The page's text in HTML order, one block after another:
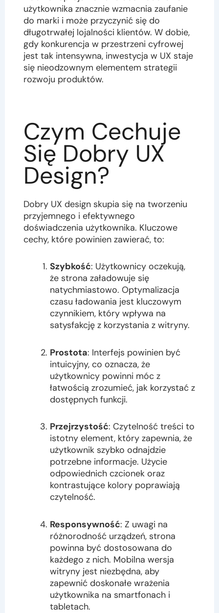
użytkownika znacznie wzmacnia zaufanie
do marki i może przyczynić się do
długotrwałej lojalności klientów. W dobie,
gdy konkurencja w przestrzeni cyfrowej
jest tak intensywna, inwestycja w UX staje
się nieodzownym elementem strategii
rozwoju produktów.
Czym Cechuje
Się Dobry UX
Design?
Dobry UX design skupia się na tworzeniu
przyjemnego i efektywnego
doświadczenia użytkownika. Kluczowe
cechy, które powinien zawierać, to:
Szybkość: Użytkownicy oczekują,
że strona załadowuje się
natychmiastowo. Optymalizacja
czasu ładowania jest kluczowym
czynnikiem, który wpływa na
satysfakcję z korzystania z witryny.
Prostota: Interfejs powinien być
intuicyjny, co oznacza, że
użytkownicy powinni móc z
łatwością zrozumieć, jak korzystać z
dostępnych funkcji.
Przejrzystość: Czytelność treści to
istotny element, który zapewnia, że
użytkownik szybko odnajdzie
potrzebne informacje. Użycie
odpowiednich czcionek oraz
kontrastujące kolory poprawiają
czytelność.
Responsywność: Z uwagi na
różnorodność urządzeń, strona
powinna być dostosowana do
każdego z nich. Mobilna wersja
witryny jest niezbędna, aby
zapewnić doskonałe wrażenia
użytkownika na smartfonach i
tabletach.